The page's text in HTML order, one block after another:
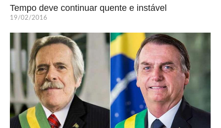
Tempo deve continuar quente e instável
19/02/2016